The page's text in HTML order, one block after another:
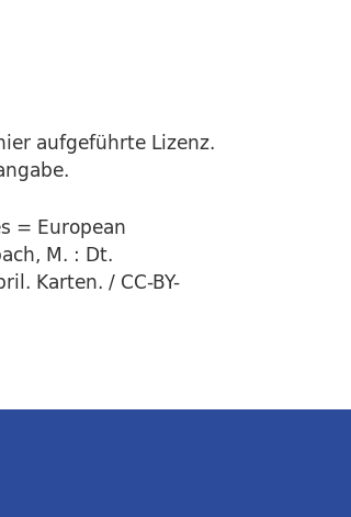
aufgeführte Lizenz.
= European
M. : Dt.
Karten. / CC-BY-